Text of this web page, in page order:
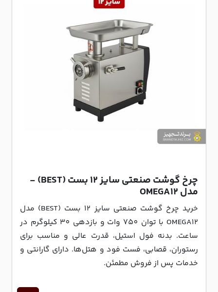
چرخ گوشت صنعتی سایز 12 بست (BEST) -
مدل OMEGA۱۲
خرید چرخ گوشت صنعتی سایز 12 بست (BEST) مدل
OMEGA12 با توان 750 وات و بازدهی 30 کیلوگرم در
ساعت. بدنه فول استیل، قدرت عالی و مناسب برای
رستوران، قصابی، فست فود و هتل‌ها. دارای گارانتی و
خدمات پس از فروش مطمئن.